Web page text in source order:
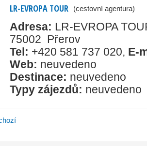
LR-EVROPA TOUR (cestovní agentura)
Adresa: LR-EVROPA
75002 Přerov
Tel: +420 581 737 020, E-
Web: neuvedeno
Destinace: neuvedeno
Typy zájezdů: neuvedeno